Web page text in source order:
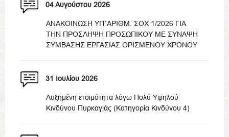
04 Αυγούστου 2026
ΑΝΑΚΟΙΝΩΣΗ ΥΠ΄ΑΡΙΘΜ. ΣΟΧ 1/2026 ΓΙΑ
ΤΗΝ ΠΡΟΣΛΗΨΗ ΠΡΟΣΩΠΙΚΟΥ ΜΕ ΣΥΝΑΨΗ
ΣΥΜΒΑΣΗΣ ΕΡΓΑΣΙΑΣ ΟΡΙΣΜΕΝΟΥ ΧΡΟΝΟΥ
31 Ιουλίου 2026
Αυξημένη ετοιμότητα λόγω Πολύ Υψηλού
Κινδύνου Πυρκαγιάς (Κατηγορία Κινδύνου 4)